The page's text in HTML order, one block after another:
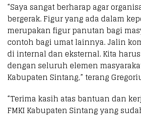
“Saya sangat berharap agar
bergerak. Figur yang ada dalam
merupakan figur panutan bagi
contoh bagi umat lainnya. Jalin
di internal dan eksternal. Kita
dengan seluruh elemen
Kabupaten Sintang,” terang
“Terima kasih atas bantuan dan
FMKI Kabupaten Sintang yang